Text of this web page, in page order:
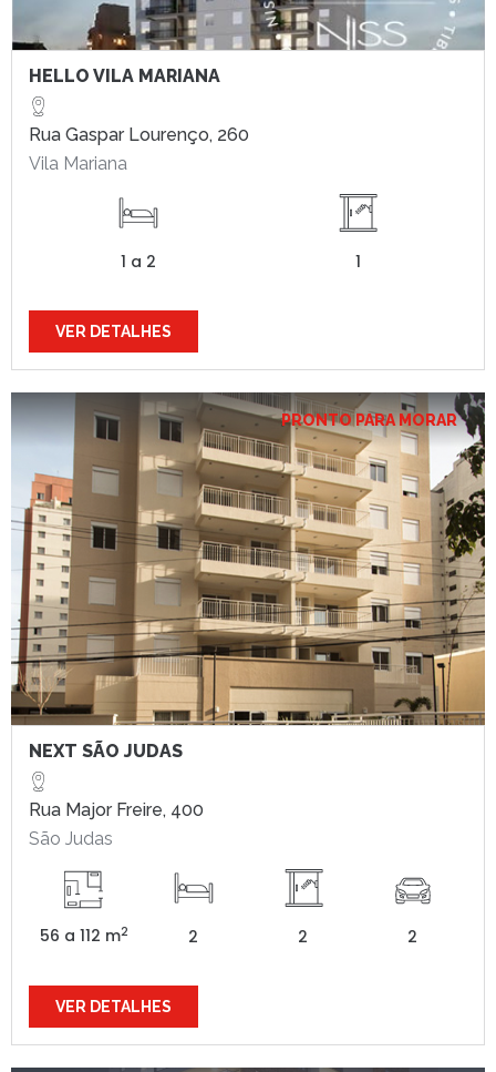
HELLO VILA MARIANA
Rua Gaspar Lourenço, 260
Vila Mariana
1 a 2 1
VER DETALHES
PRONTO PARA MORAR
NEXT SÃO JUDAS
Rua Major Freire, 400
São Judas
56 a 112 m2 2 2 2
VER DETALHES